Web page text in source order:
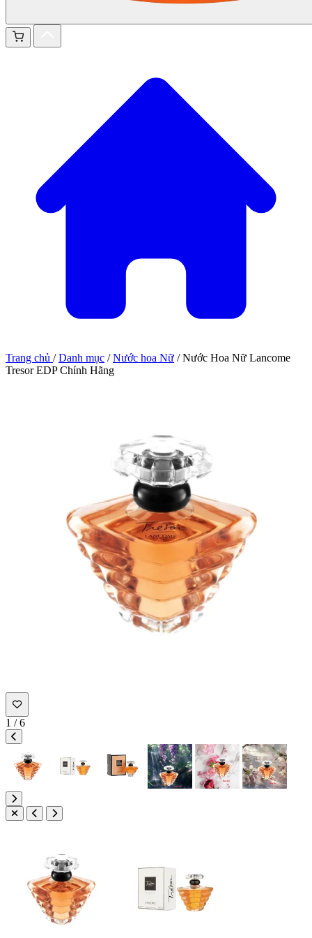
Trang chủ / Danh mục / Nước hoa Nữ / Nước Hoa Nữ Lancome
Tresor EDP Chính Hãng
1 /6